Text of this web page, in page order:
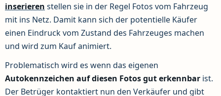
inserieren stellen sie in der Regel Fotos vom Fahrzeug
mit ins Netz. Damit kann sich der potentielle Käufer
einen Eindruck vom Zustand des Fahrzeuges machen
und wird zum Kauf animiert.
Problematisch wird es wenn das eigenen
Autokennzeichen auf diesen Fotos gut erkennbar ist.
Der Betrüger kontaktiert nun den Verkäufer und gibt